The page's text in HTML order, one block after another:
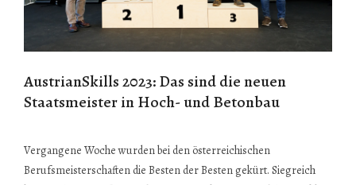
AustrianSkills 2023: Das sind die neuen
Staatsmeister in Hoch- und Betonbau
Vergangene Woche wurden bei den österreichischen
Berufsmeisterschaften die Besten der Besten gekürt. Siegreich